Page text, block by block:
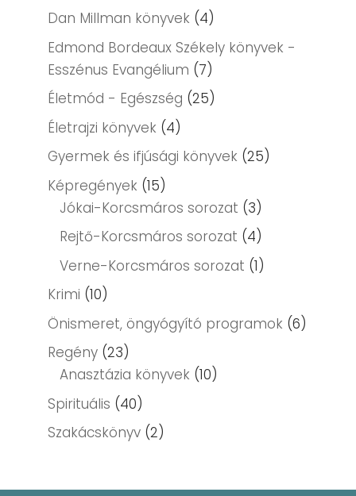
Dan Millman könyvek (4)
Edmond Bordeaux Székely könyvek -
Esszénus Evangélium (7)
Életmód - Egészség (25)
Életrajzi könyvek (4)
Gyermek és ifjúsági könyvek (25)
Képregények (15)
Jókai-Korcsmáros sorozat (3)
Rejtő-Korcsmáros sorozat (4)
Verne-Korcsmáros sorozat (1)
Krimi (10)
Önismeret, öngyógyító programok (6)
Regény (23)
Anasztázia könyvek (10)
Spirituális (40)
Szakácskönyv (2)